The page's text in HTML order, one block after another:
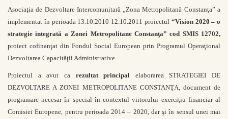
Asociaţia de Dezvoltare Intercomunitară „Zona Metropolitană Constanţa” a
implementat în perioada 13.10.2010-12.10.2011 proiectul “Vision 2020 – o
strategie integrată a Zonei Metropolitane Constanţa” cod SMIS 12702,
proiect cofinanţat din Fondul Social European prin Programul Operaţional
Dezvoltarea Capacităţii Administrative.
Proiectul a avut ca rezultat principal elaborarea STRATEGIEI DE
DEZVOLTARE A ZONEI METROPOLITANE CONSTANŢA, document de
programare necesar în special în contextul viitorului exerciţiu financiar al
Comisiei Europene, pentru perioada 2014 – 2020, dar şi în sensul unei mai